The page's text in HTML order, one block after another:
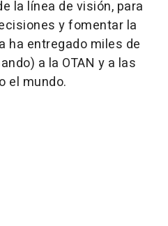
la línea de visión, para
y fomentar la
ha entregado miles de
a la OTAN y a las
el mundo.